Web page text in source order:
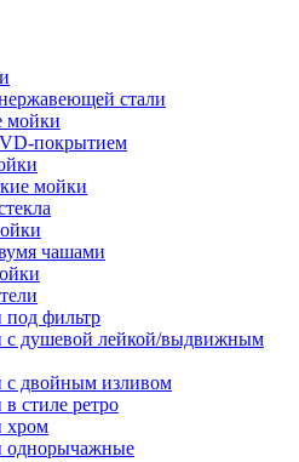
стали
мойки
покрытием
мойки
чашами
под фильтр
с душевой лейкой/выдвижным
с двойным изливом
стиле ретро
хром
однорычажные